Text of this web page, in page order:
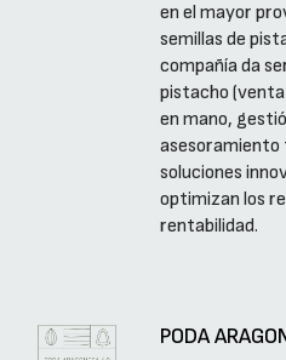
en el mayor
semillas de
compañía da
pistacho
en mano,
asesoramiento
soluciones
optimizan los
rentabilidad.
PODA